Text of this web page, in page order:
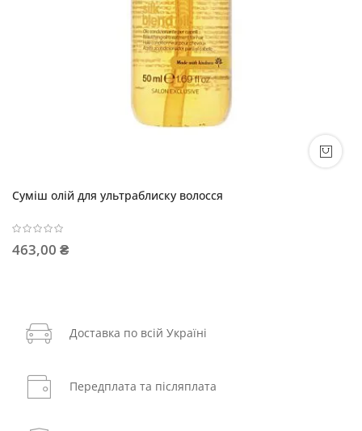
Суміш олій для ультраблиску волосся
463,00 ₴
Доставка по всій Україні
Передплата та післяплата